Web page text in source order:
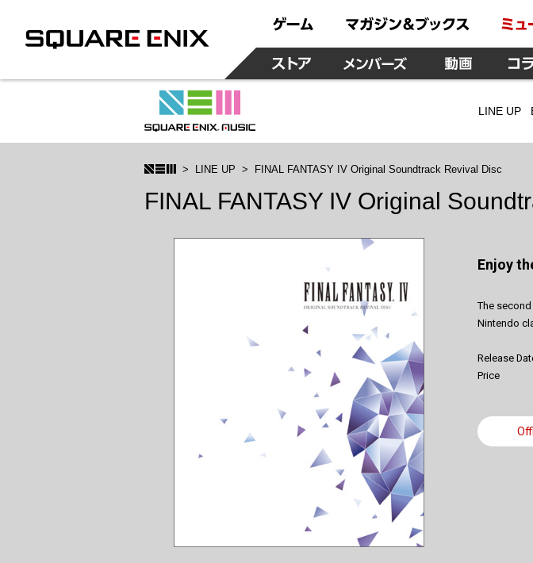
LINE UP
LINE UP FINAL FANTASY IV Original Soundtrack Revival Disc
FINAL FANTASY IV Original
Enjoy
The
Nintendo
Release
Price